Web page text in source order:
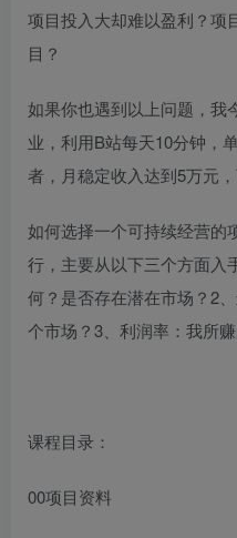
项目投入大却难以盈利？项
目？
如果你也遇到以上问题，我
业，利用B站每天10分钟，
者，月稳定收入达到5万元，
如何选择一个可持续经营的
行，主要从以下三个方面入
何？是否存在潜在市场？2
个市场？3、利润率：我所
课程目录：
00项目资料